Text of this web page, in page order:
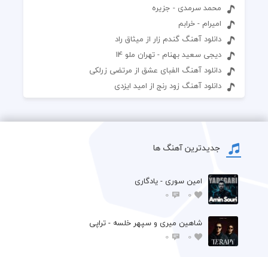
محمد سرمدی - جزیره
امیرام - خرابم
دانلود آهنگ گندم زار از میثاق راد
دیجی سعید بهنام - تهران ملو 14
دانلود آهنگ الفبای عشق از مرتضی زرلکی
دانلود آهنگ زود رنج از امید ایزدی
جدیدترین آهنگ ها
امین سوری - یادگاری
0
0
شاهین میری و سپهر خلسه - تراپی
0
0